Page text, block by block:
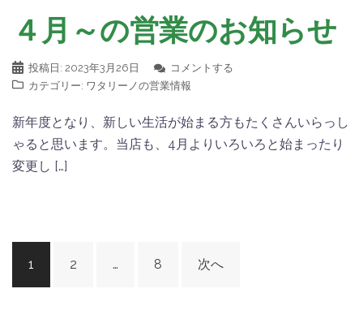
４月～の営業のお知らせ
投稿日: 2023年3月26日
コメントする
カテゴリー: ワタリーノの営業情報
新年度となり、新しい生活が始まる方もたくさんいらっし
ゃると思います。当店も、4月よりいろいろと始まったり
変更し […]
稿
1 2 … 8 次へ